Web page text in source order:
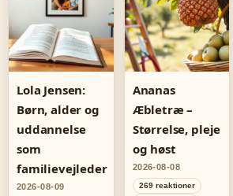
Lola Jensen:
Børn, alder og
uddannelse
som
familievejleder
2026-08-09
Ananas
Æbletræ –
Størrelse, pleje
og høst
2026-08-08
269 reaktioner